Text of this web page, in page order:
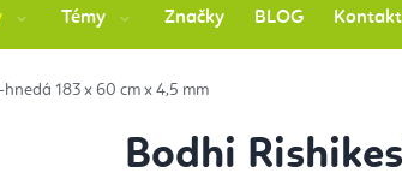
Témy Značky BLOG Kontakt
183 x 60 cm x 4,5 mm
Bodhi